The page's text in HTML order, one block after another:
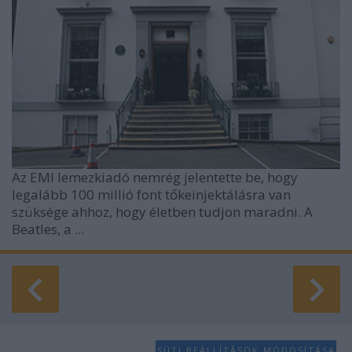
Az EMI lemezkiadó nemrég jelentette be, hogy
legalább 100 millió font tőkeinjektálásra van
szüksége ahhoz, hogy életben tudjon maradni. A
Beatles, a ...